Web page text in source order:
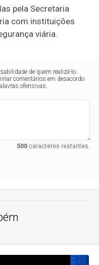
pela Secretaria
com instituições
viária.
de quem realizá-lo.
comentários em desacordo
ofensivas.
500caracteres restantes.